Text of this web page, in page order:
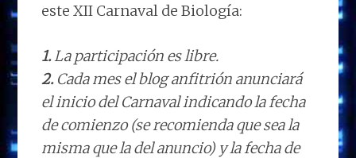
este XII Carnaval de Biología:
1.La participación es libre.
2.Cada mes el blog anfitrión anunciará
el inicio del Carnaval indicando la fecha
de comienzo (se recomienda que sea la
misma que la del anuncio) y la fecha de